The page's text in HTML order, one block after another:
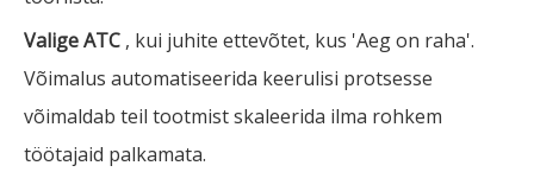
Valige ATC , kui juhite ettevõtet, kus 'Aeg on raha'.
Võimalus automatiseerida keerulisi protsesse
võimaldab teil tootmist skaleerida ilma rohkem
töötajaid palkamata.